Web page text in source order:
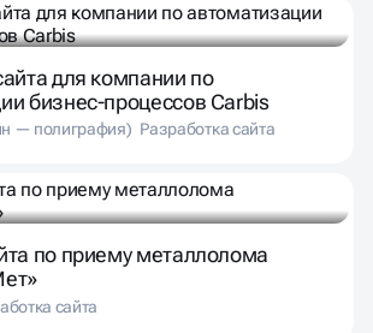
для компании по
бизнес-процессов Carbis
— полиграфия) Разработка сайта
по приему металлолома
сайта